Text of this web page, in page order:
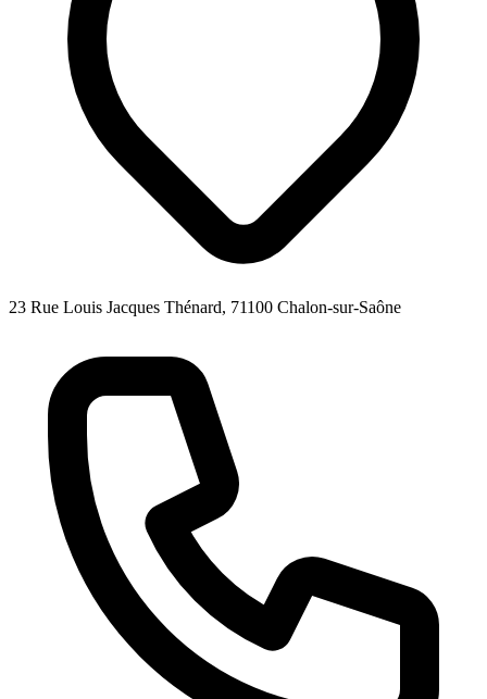
23 Rue Louis Jacques Thénard, 71100 Chalon-sur-Saône